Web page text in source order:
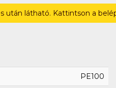
után látható. Kattintson a
PE100